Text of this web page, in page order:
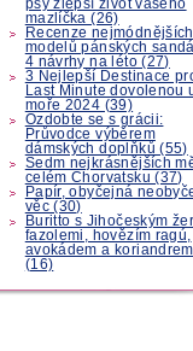
psy zlepší život vašeho
mazlíčka (26)
Recenze nejmódnějších
modelů pánských
4 návrhy na léto (27)
3 Nejlepší Destinace
Last Minute dovolenou
moře 2024 (39)
Ozdobte se s grácii:
Průvodce výběrem
dámských doplňků (55)
Sedm nejkrásnějších
celém Chorvatsku (37)
Papír, obyčejná
věc (30)
Buritto s Jihočeským
fazolemi, hovězím ragú,
avokádem a koriandrem
(16)